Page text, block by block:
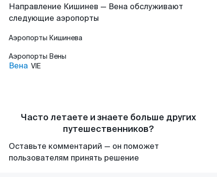
Направление Кишинев — Вена обслуживают
следующие аэропорты
Аэропорты Кишинева
Аэропорты Вены
Вена VIE
Часто летаете и знаете больше других
путешественников?
Оставьте комментарий — он поможет
пользователям принять решение